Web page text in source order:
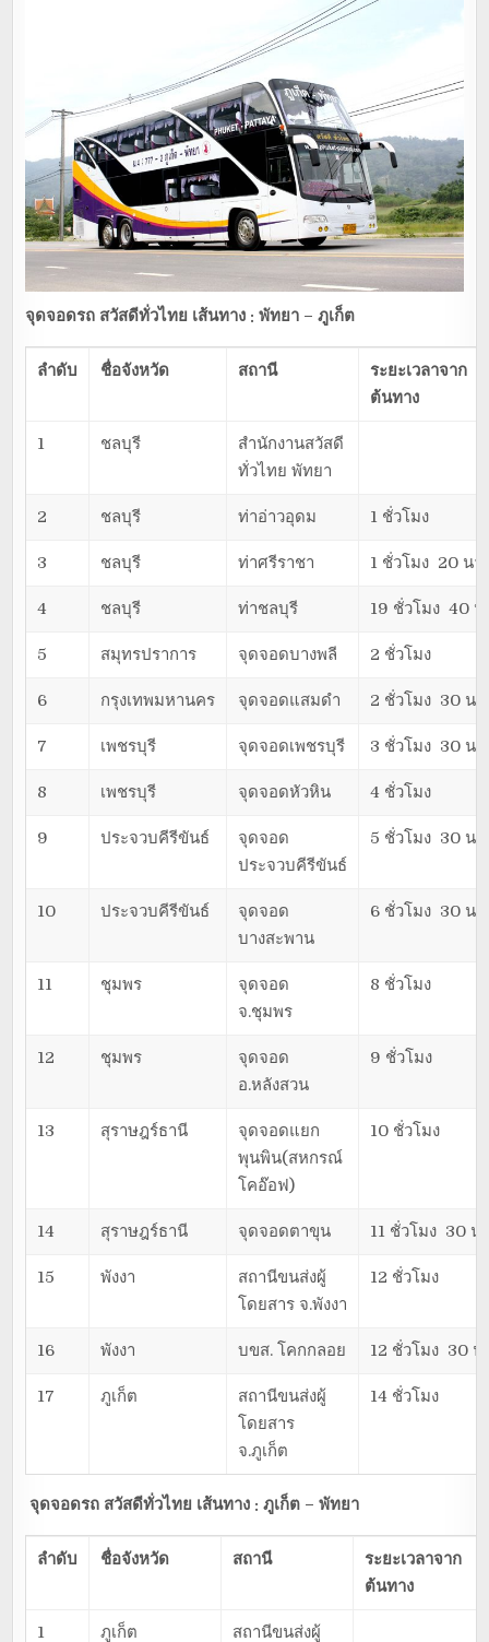
จุดจอดรถ สวัสดีทั่วไทย เส้นทาง : พัทยา – ภูเก็ต
ลำดับ ชื่อจังหวัด สถานี
ระยะเวลาจาก
ต้นทาง
1 ชลบุรี
สำนักงานสวัสดี
ทั่วไทย พัทยา
2 ชลบุรี ท่าอ่าวอุดม 1 ชั่วโมง
3 ชลบุรี ท่าศรีราชา 1 ชั่วโมง 20 นา
4 ชลบุรี ท่าชลบุรี 19 ชั่วโมง 40 น
5 สมุทรปราการ จุดจอดบางพลี 2 ชั่วโมง
6 กรุงเทพมหานคร จุดจอดแสมดำ 2 ชั่วโมง 30 นา
7 เพชรบุรี จุดจอดเพชรบุรี 3 ชั่วโมง 30 นา
8 เพชรบุรี จุดจอดหัวหิน 4 ชั่วโมง
9 ประจวบคีรีขันธ์
จุดจอด
ประจวบคีรีขันธ์
5 ชั่วโมง 30 นา
10 ประจวบคีรีขันธ์
จุดจอด
บางสะพาน
6 ชั่วโมง 30 นา
11 ชุมพร
จุดจอด
จ.ชุมพร
8 ชั่วโมง
12 ชุมพร
จุดจอด
อ.หลังสวน
9 ชั่วโมง
13 สุราษฎร์ธานี
จุดจอดแยก
พุนพิน(สหกรณ์
โคอ๊อฟ)
10 ชั่วโมง
14 สุราษฎร์ธานี จุดจอดตาขุน 11 ชั่วโมง 30 น
15 พังงา
สถานีขนส่งผู้
โดยสาร จ.พังงา
12 ชั่วโมง
16 พังงา บขส. โคกกลอย 12 ชั่วโมง 30 น
17 ภูเก็ต
สถานีขนส่งผู้
โดยสาร
จ.ภูเก็ต
14 ชั่วโมง
จุดจอดรถ สวัสดีทั่วไทย เส้นทาง : ภูเก็ต – พัทยา
ลำดับ ชื่อจังหวัด สถานี
ระยะเวลาจาก
ต้นทาง
1 ภูเก็ต สถานีขนส่งผู้